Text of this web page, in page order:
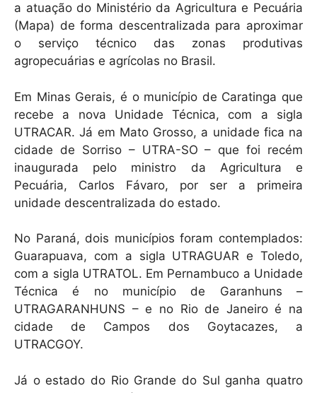
a atuação do Ministério da Agricultura e Pecuária
(Mapa) de forma descentralizada para aproximar
o serviço técnico das zonas produtivas
agropecuárias e agrícolas no Brasil.
Em Minas Gerais, é o município de Caratinga que
recebe a nova Unidade Técnica, com a sigla
UTRACAR. Já em Mato Grosso, a unidade fica na
cidade de Sorriso – UTRA-SO – que foi recém
inaugurada pelo ministro da Agricultura e
Pecuária, Carlos Fávaro, por ser a primeira
unidade descentralizada do estado.
No Paraná, dois municípios foram contemplados:
Guarapuava, com a sigla UTRAGUAR e Toledo,
com a sigla UTRATOL. Em Pernambuco a Unidade
Técnica é no município de Garanhuns –
UTRAGARANHUNS – e no Rio de Janeiro é na
cidade de Campos dos Goytacazes, a
UTRACGOY.
Já o estado do Rio Grande do Sul ganha quatro